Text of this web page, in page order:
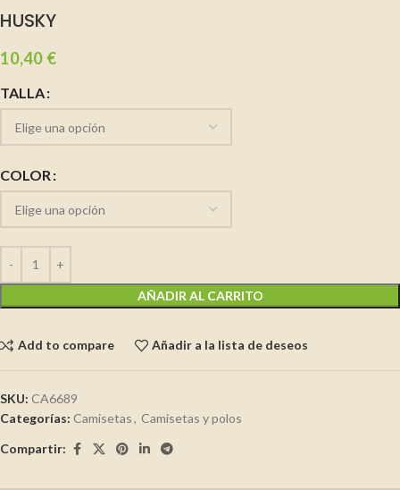
HUSKY
10,40 €
TALLA
COLOR
AÑADIR AL CARRITO
Add to compare Añadir a la lista de deseos
SKU: CA6689
Categorías: Camisetas, Camisetas y polos
Compartir: